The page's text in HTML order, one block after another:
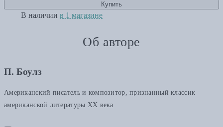
Купить
В наличии в 1 магазине
Об авторе
П. Боулз
Американский писатель и композитор, признанный классик
американской литературы XX века